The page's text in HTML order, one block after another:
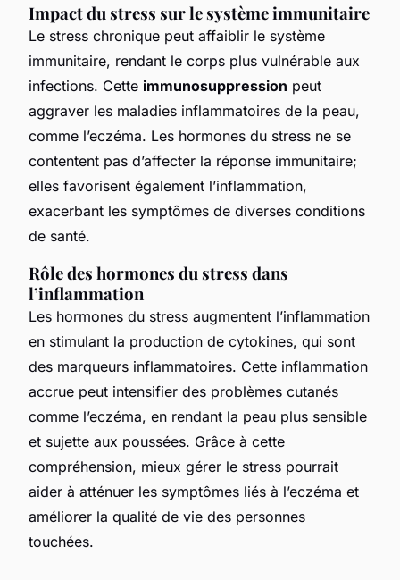
Impact du stress sur le système immunitaire
Le stress chronique peut affaiblir le système
immunitaire, rendant le corps plus vulnérable aux
infections. Cette immunosuppression peut
aggraver les maladies inflammatoires de la peau,
comme l’eczéma. Les hormones du stress ne se
contentent pas d’affecter la réponse immunitaire;
elles favorisent également l’inflammation,
exacerbant les symptômes de diverses conditions
de santé.
Rôle des hormones du stress dans
l’inflammation
Les hormones du stress augmentent l’inflammation
en stimulant la production de cytokines, qui sont
des marqueurs inflammatoires. Cette inflammation
accrue peut intensifier des problèmes cutanés
comme l’eczéma, en rendant la peau plus sensible
et sujette aux poussées. Grâce à cette
compréhension, mieux gérer le stress pourrait
aider à atténuer les symptômes liés à l’eczéma et
améliorer la qualité de vie des personnes
touchées.